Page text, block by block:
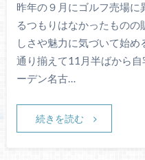
昨年の９月にゴルフ売場
るつもりはなかったもの
しさや魅力に気づいて始
通り揃えて11月半ばから
ーデン名古…
続きを読む